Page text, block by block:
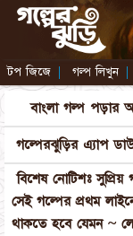
টপ জিজে | গল্প লিখুন |
বাংলা গল্প পড়ার
গল্পেরঝুড়ির এ্যাপ
বিশেষ নোটিশঃ
সেই গল্পের প্রথম
থাকতে হবে যেমন ~